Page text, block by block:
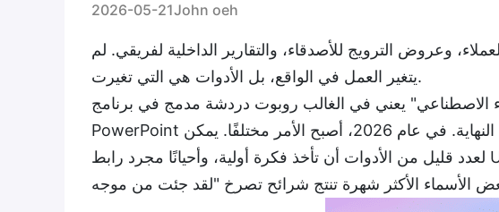
2026-05-21John oeh
وعروض الترويج للأصدقاء، والتقارير الداخلية لفريقي. لم
يتغير العمل في الواقع، بل الأدوات هي التي تغيرت.
يعني في الغالب روبوت دردشة مدمج في برنامج
PowerPoint يكتب نقاطًا رئيسية ستضطر إلى إعادة كتابتها في النهاية. في عام 2026، أصبح الأمر مختلفًا. يمكن
لعدد قليل من الأدوات أن تأخذ فكرة أولية، وأحيانًا مجرد رابط URL أو مستند Word، وتقدم لك شيئًا قريبًا من النسخة